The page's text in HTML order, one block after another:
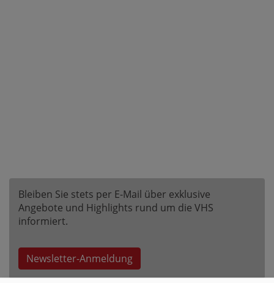
Bleiben Sie stets per E-Mail über exklusive
Angebote und Highlights rund um die VHS
informiert.
Newsletter-Anmeldung